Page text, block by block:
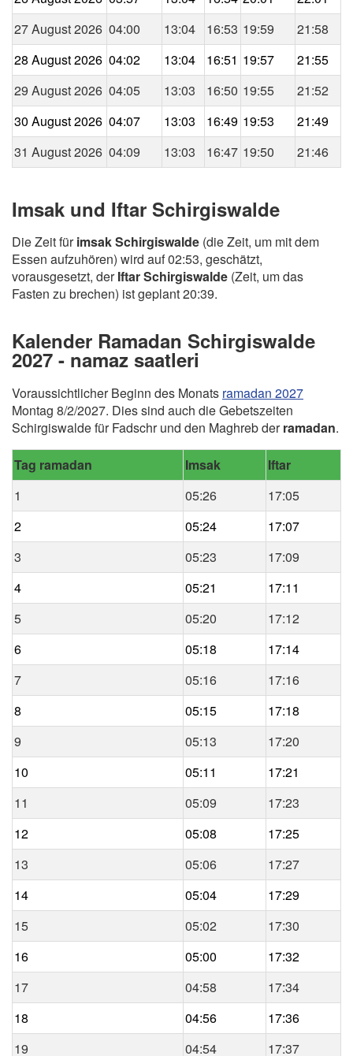
27 August 2026 04:00 13:04 16:53 19:59
21:58
28 August 2026 04:02 13:04 16:51 19:57
21:55
29 August 2026 04:05 13:03 16:50 19:55
21:52
30 August 2026 04:07 13:03 16:49 19:53
21:49
31 August 2026 04:09 13:03 16:47 19:50 21:46
Imsak und Iftar Schirgiswalde
Die Zeit fürimsak Schirgiswalde (die Zeit, um mit dem
Essen aufzuhören) wird auf 02:53, geschätzt,
vorausgesetzt, derIftar Schirgiswalde (Zeit, um das
Fasten zu brechen) ist geplant 20:39.
Kalender Ramadan Schirgiswalde
2027 - namaz saatleri
Voraussichtlicher Beginn des Monats ramadan 2027
Montag 8/2/2027. Dies sind auch die Gebetszeiten
Schirgiswalde für Fadschr und den Maghreb derramadan.
Tag ramadan Imsak
Iftar
1
05:26
17:05
2
05:24
17:07
3
05:23
17:09
4
05:21
17:11
5
05:20
17:12
6
05:18
17:14
7
05:16
17:16
8
05:15
17:18
9
05:13
17:20
10
05:11
17:21
11
05:09
17:23
12
05:08
17:25
13
05:06
17:27
14
05:04
17:29
15
05:02
17:30
16
05:00
17:32
17
04:58
17:34
18
04:56
17:36
19
04:54
17:37